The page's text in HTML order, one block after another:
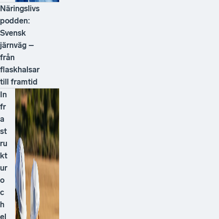
Näringslivs
podden:
Svensk
järnväg –
från
flaskhalsar
till framtid
In
fr
a
st
ru
kt
ur
o
c
h
el